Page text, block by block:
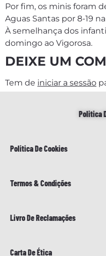
Por fim, os minis foram
Aguas Santas por 8-19
À semelhança dos
domingo ao Vigorosa.
DEIXE UM
Tem de iniciar a sessão
Politica
Politica De Cookies
Termos & Condições
Livro De Reclamações
Carta De Ética